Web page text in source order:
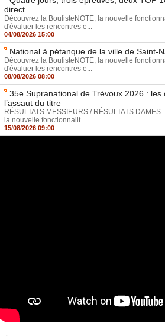
direct
Découvrez la BoulisteNOTE, la nouvelle
d'évaluer les rencontres e...
04/08/2026 15:00
National à pétanque de la ville de Saint-
Découvrez la BoulisteNOTE, la nouvelle
d'évaluer les rencontres e...
08/08/2026 08:00
35e Supranational de Trévoux 2026 : les
l’assaut du titre
RÉSULTATS MESSIEURS / RÉSULTATS
la nouvelle fonctionnalit...
15/08/2026 09:00